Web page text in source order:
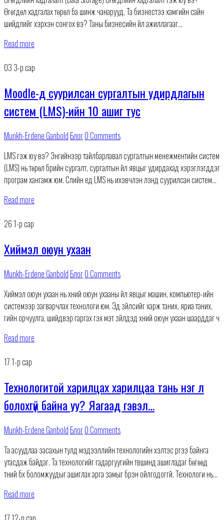
Өгөгдөл хадгалах төрөл ба шинж чанарууд, Та бизнестээ хамгийн сайн
шийдлийг хэрхэн сонгох вэ? Таны бизнесийн үйл ажиллагааг
Read more
03 3-р сар
Moodle-д суурилсан сургалтын удирдлагын
систем (LMS)-ийн 10 ашиг тус
Munkh-Erdene Ganbold Блог0 Comments
LMS гэж юу вэ? Энгийнээр тайлбарлавал сургалтын менежментийн систем
(LMS) нь төрөл бүрийн сургалт, сургалтын үйл явцыг удирдахад хэрэглэгддэг
програм хангамж юм. Сүүлийн үед LMS нь ихэвчлэн үүлэнд суурилсан систем
Read more
26 1-р сар
Хиймэл оюун ухаан
Munkh-Erdene Ganbold Блог0 Comments
Хиймэл оюун ухаан нь хүний оюун ухааны үйл явцыг машин, компьютер-ийн
системээр загварчлах технологи юм. Эд зүйлсийг харж таних, яриа таних,
үгийн орчуулга, шийдвэр гаргах гэх мэт зүйлүүдэд хүний оюун ухаан шаарддаг ч
Read more
17 1-р сар
Технологитой харилцах харилцаа тань нэг л
болохгүй байна уу? Яагаад гэвэл…
Munkh-Erdene Ganbold Блог0 Comments
Та асуудлаа засахын тулд мэдээллийн технологийн хэлтэс рүүгээ байнга
утасдаж байдаг. Та технологийг гадаргуугийн түвшинд ашигладаг бөгөөд
түүний бүх боломжуудыг ашиглах арга замыг бүрэн ойлгодоггүй. Технологи нь
Read more